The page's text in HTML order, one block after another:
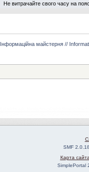
Не витрачайте свого часу на
Інформаційна майстерня //
SMF
Карта
SimplePortal